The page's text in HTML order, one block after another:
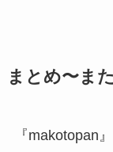
まとめ〜ま
『makotopan